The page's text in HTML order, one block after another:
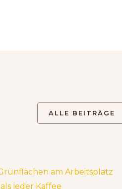
ALLE BEITRÄGE
am Arbeitsplatz
jeder Kaffee